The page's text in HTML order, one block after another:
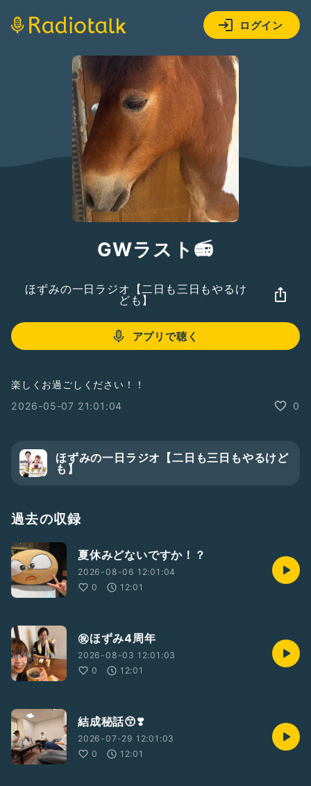
ログイン
GWラスト📻
ほずみの一日ラジオ【二日も三日もやるけ
ども】
アプリで聴く
楽しくお過ごしください！！
2026-05-07 21:01:04
0
ほずみの一日ラジオ【二日も三日もやるけど
も】
過去の収録
夏休みどないですか！？
2026-08-06 12:01:04
0
12:01
㊗️ほずみ4周年
2026-08-03 12:01:03
0
12:01
結成秘話😙❣️
2026-07-29 12:01:03
0
12:01